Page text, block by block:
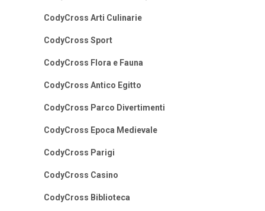
CodyCross Arti Culinarie
CodyCross Sport
CodyCross Flora e Fauna
CodyCross Antico Egitto
CodyCross Parco Divertimenti
CodyCross Epoca Medievale
CodyCross Parigi
CodyCross Casino
CodyCross Biblioteca